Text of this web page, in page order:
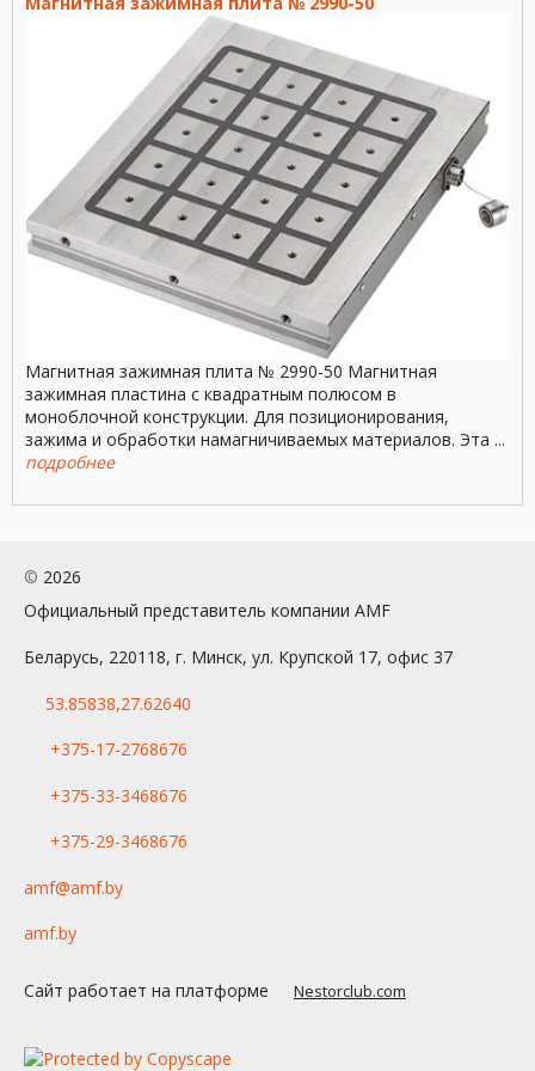
Магнитная зажимная плита № 2990-50 Магнитная
зажимная пластина с квадратным полюсом в
моноблочной конструкции. Для позиционирования,
зажима и обработки намагничиваемых материалов. Эта ...
подробнее
© 2026
Официальный представитель компании AMF
Беларусь, 220118, г. Минск, ул. Крупской 17, офис 37
53.85838,27.62640
+375-17-2768676
+375-33-3468676
+375-29-3468676
amf@amf.by
amf.by
Сайт работает на платформе Nestorclub.com